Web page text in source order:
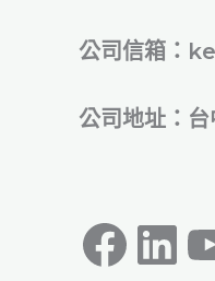
公司信箱：
公司地址：
Facebook LinkedIn YouTube